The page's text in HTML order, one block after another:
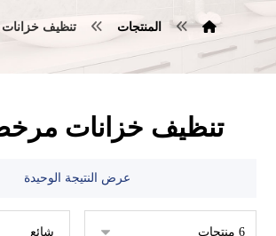
المنتجات تنظيف
تنظيف خزانات
عرض النتيجة الوحيدة